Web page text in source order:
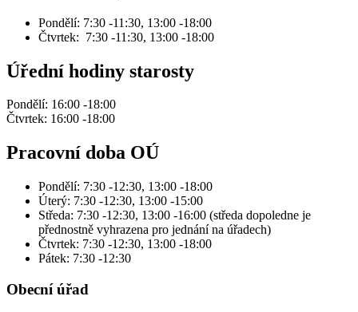
Pondělí: 7:30 -11:30, 13:00 -18:00
Čtvrtek: 7:30 -11:30, 13:00 -18:00
Úřední hodiny starosty
Pondělí: 16:00 -18:00
Čtvrtek: 16:00 -18:00
Pracovní doba OÚ
Pondělí: 7:30 -12:30, 13:00 -18:00
Úterý: 7:30 -12:30, 13:00 -15:00
Středa: 7:30 -12:30, 13:00 -16:00 (středa dopoledne je
přednostně vyhrazena pro jednání na úřadech)
Čtvrtek: 7:30 -12:30, 13:00 -18:00
Pátek: 7:30 -12:30
Obecní úřad